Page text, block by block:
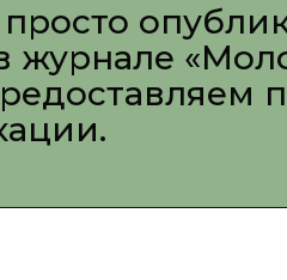
журнале